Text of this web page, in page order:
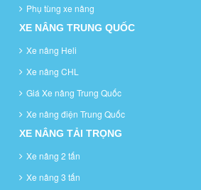
Phụ tùng xe nâng
XE NÂNG TRUNG QUỐC
Xe nâng Heli
Xe nâng CHL
Giá Xe nâng Trung Quốc
Xe nâng điện Trung Quốc
XE NÂNG TẢI TRỌNG
Xe nâng 2 tấn
Xe nâng 3 tấn